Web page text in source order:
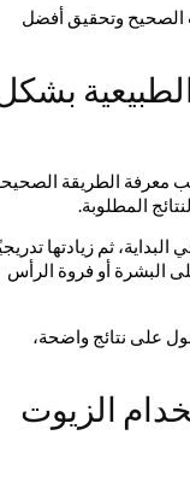
وتحقيق أفضل
بشكل
الطريقة الصحيحة
المطلوبة.
ثم زيادتها تدريجيًا
أو فروة الرأس
على نتائج واضحة،
الزيوت